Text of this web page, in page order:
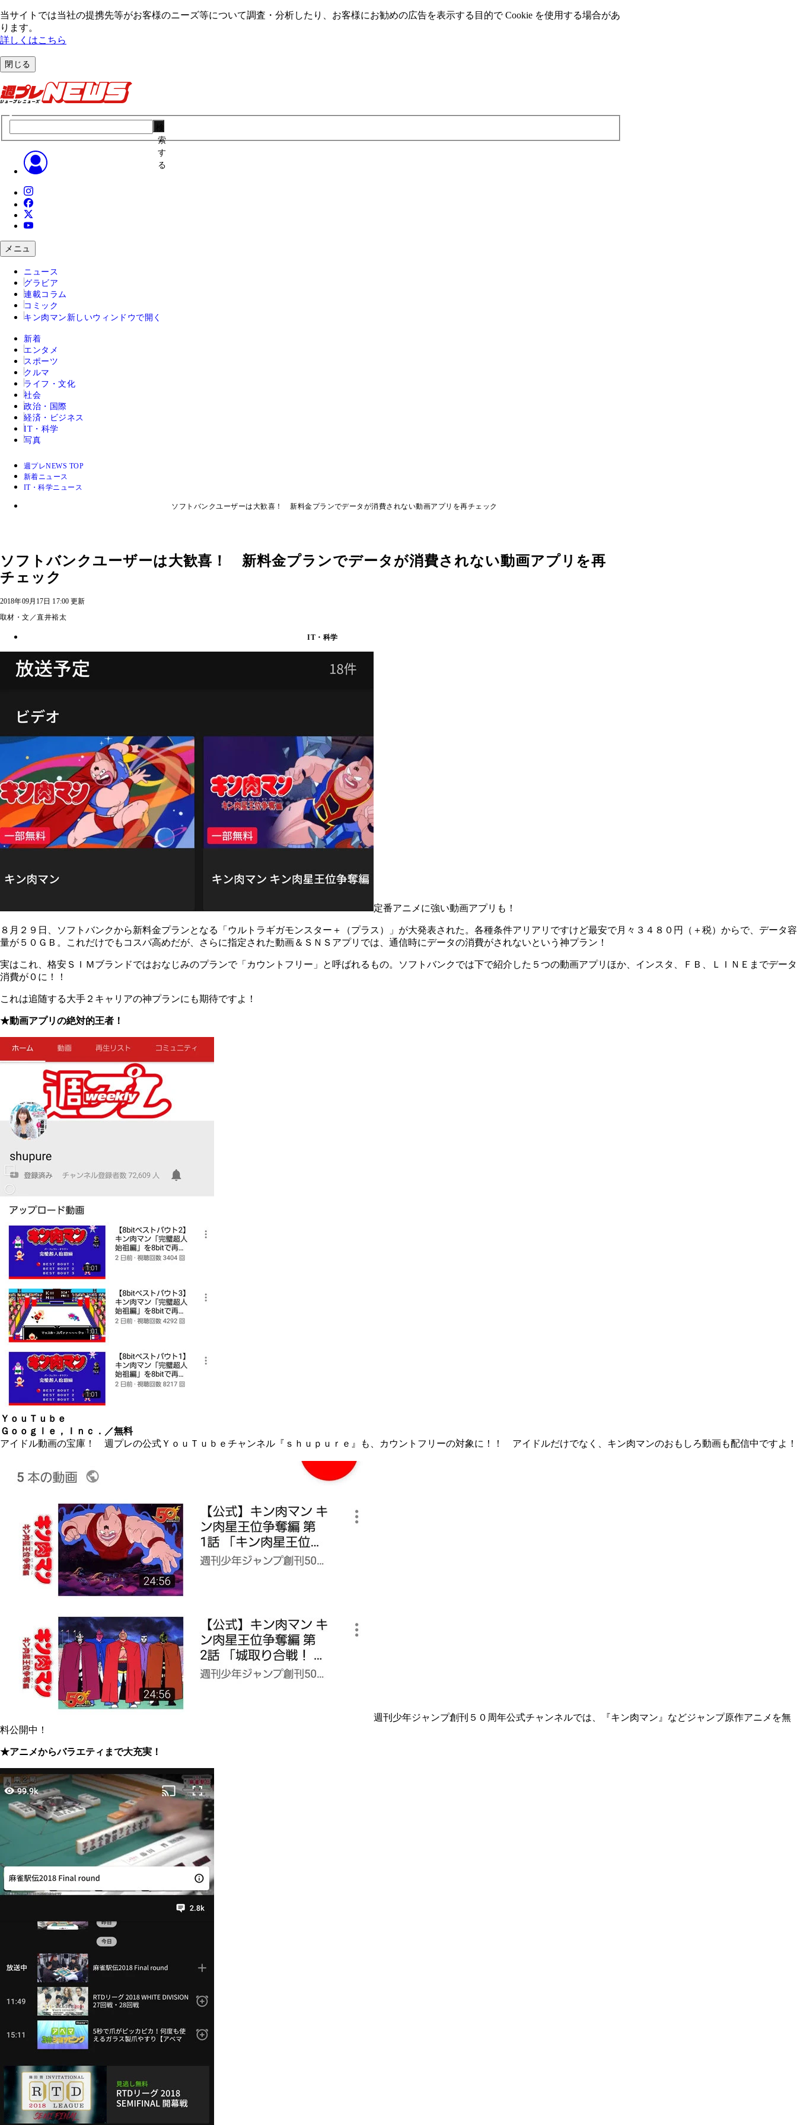
当サイトでは当社の提携先等がお客様のニーズ等について調査・分析したり、お客様にお勧めの広告を表⽰する⽬的で Cookie を使⽤する場合があ
ります。
詳しくはこちら
閉じる
索
す
る
メニュ
ニュース
グラビア
連載コラム
コミック
キン肉マン 新しいウィンドウで開く
新着
エンタメ
スポーツ
クルマ
ライフ・文化
社会
政治・国際
経済・ビジネス
IT・科学
写真
週プレNEWS TOP
新着ニュース
IT・科学ニュース
ソフトバンクユーザーは大歓喜！ 新料金プランでデータが消費されない動画アプリを再チェック
ソフトバンクユーザーは大歓喜！ 新料金プランでデータが消費されない動画アプリを再
チェック
2018年09月17日 17:00 更新
取材・文／直井裕太
IT・科学
定番アニメに強い動画アプリも！
８月２９日、ソフトバンクから新料金プランとなる「ウルトラギガモンスター＋（プラス）」が大発表された。各種条件アリアリですけど最安で月々３４８０円（＋税）からで、データ容
量が５０ＧＢ。これだけでもコスパ高めだが、さらに指定された動画＆ＳＮＳアプリでは、通信時にデータの消費がされないという神プラン！
実はこれ、格安ＳＩＭブランドではおなじみのプランで「カウントフリー」と呼ばれるもの。ソフトバンクでは下で紹介した５つの動画アプリほか、インスタ、ＦＢ、ＬＩＮＥまでデータ
消費が０に！！
これは追随する大手２キャリアの神プランにも期待ですよ！
★動画アプリの絶対的王者！
ＹｏｕＴｕｂｅ
Ｇｏｏｇｌｅ，Ｉｎｃ．／無料
アイドル動画の宝庫！ 週プレの公式ＹｏｕＴｕｂｅチャンネル『ｓｈｕｐｕｒｅ』も、カウントフリーの対象に！！ アイドルだけでなく、キン肉マンのおもしろ動画も配信中ですよ！
週刊少年ジャンプ創刊５０周年公式チャンネルでは、『キン肉マン』などジャンプ原作アニメを無
料公開中！
★アニメからバラエティまで大充実！